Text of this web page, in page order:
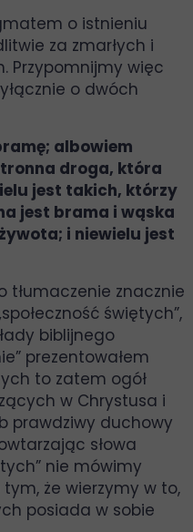
o istnieniu
za zmarłych i
Przypomnijmy więc
o dwóch
albowiem
droga, która
jest takich, którzy
jest brama i wąska
i niewielu jest
tłumaczenie znacznie
świętych”,
biblijnego
prezentowałem
to zatem ogół
w Chrystusa i
prawdziwy duchowy
słowa
nie mówimy
że wierzymy w to,
posiada w sobie